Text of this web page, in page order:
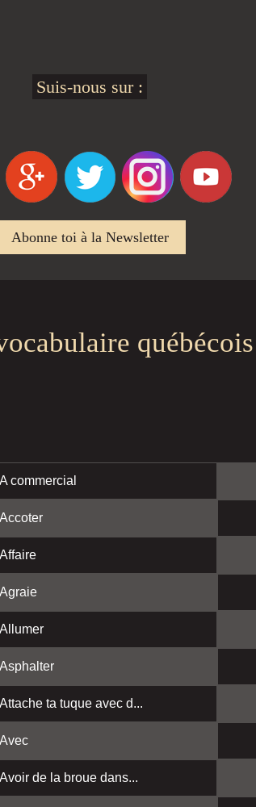
Suis-nous sur :
Abonne toi à la Newsletter
québécois
A commercial
Accoter
Affaire
Agraie
Allumer
Asphalter
Attache ta tuque avec d...
Avec
Avoir de la broue dans...